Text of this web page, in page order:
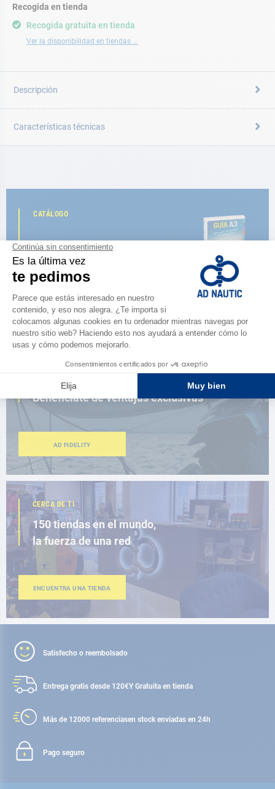
Recogida gratuita en tienda
Ver la disponibilidad en tiendas ...
Recogida en tienda
Descripción
Características técnicas
CATÁLOGO
Descubre
la nueva guía AD 2026
NAVEGAR POR EL CATÁLOGO
ESPACIO FIDELIDAD
¿Eres apasionado?
Benefíciate de ventajas exclusivas
AD FIDELITY
CERCA DE TI
150 tiendas en el mundo,
la fuerza de una red
ENCUENTRA UNA TIENDA
Satisfecho o reembolsado
Entrega gratis desde 120€Y Gratuita en tienda
Más de 12000 referenciasen stock enviadas en 24h
Pago seguro